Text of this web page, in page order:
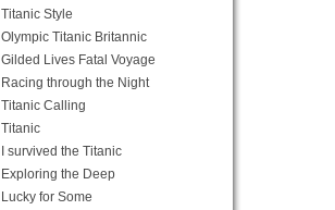
Titanic Style
Olympic Titanic Britannic
Gilded Lives Fatal Voyage
Racing through the Night
Titanic Calling
Titanic
I survived the Titanic
Exploring the Deep
Lucky for Some